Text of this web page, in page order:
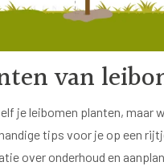
van
je leibomen planten, maar
tips voor je op een
over onderhoud en